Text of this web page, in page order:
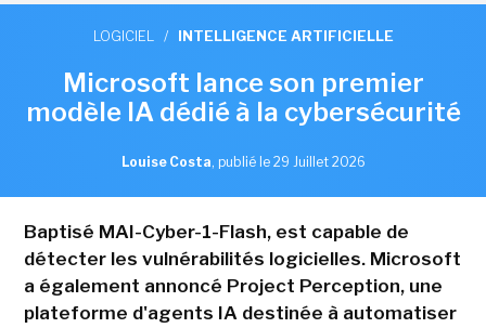
LOGICIEL / INTELLIGENCE ARTIFICIELLE
Microsoft lance son premier
modèle IA dédié à la cybersécurité
Louise Costa, publié le 29 Juillet 2026
Baptisé MAI-Cyber-1-Flash, est capable de
détecter les vulnérabilités logicielles. Microsoft
a également annoncé Project Perception, une
plateforme d'agents IA destinée à automatiser